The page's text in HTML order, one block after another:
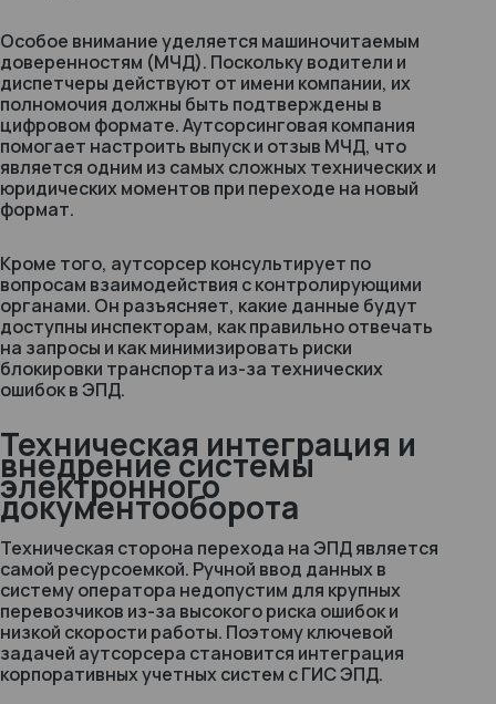
Особое внимание уделяется машиночитаемым
доверенностям (МЧД). Поскольку водители и
диспетчеры действуют от имени компании, их
полномочия должны быть подтверждены в
цифровом формате. Аутсорсинговая компания
помогает настроить выпуск и отзыв МЧД, что
является одним из самых сложных технических и
юридических моментов при переходе на новый
формат.
Кроме того, аутсорсер консультирует по
вопросам взаимодействия с контролирующими
органами. Он разъясняет, какие данные будут
доступны инспекторам, как правильно отвечать
на запросы и как минимизировать риски
блокировки транспорта из-за технических
ошибок в ЭПД.
Техническая интеграция и
внедрение системы
электронного
документооборота
Техническая сторона перехода на ЭПД является
самой ресурсоемкой. Ручной ввод данных в
систему оператора недопустим для крупных
перевозчиков из-за высокого риска ошибок и
низкой скорости работы. Поэтому ключевой
задачей аутсорсера становится интеграция
корпоративных учетных систем с ГИС ЭПД.